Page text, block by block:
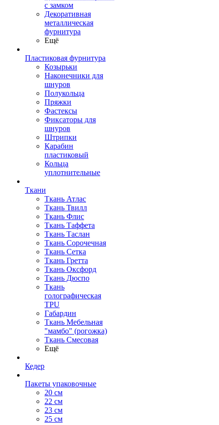
с замком
Декоративная
металлическая
фурнитура
Ещё
Пластиковая фурнитура
Козырьки
Наконечники для
шнуров
Полукольца
Пряжки
Фастексы
Фиксаторы для
шнуров
Штрипки
Карабин
пластиковый
Кольца
уплотнительные
Ткани
Ткань Атлас
Ткань Твилл
Ткань Флис
Ткань Таффета
Ткань Таслан
Ткань Сорочечная
Ткань Сетка
Ткань Гретта
Ткань Оксфорд
Ткань Дюспо
Ткань
голографическая
TPU
Габардин
Ткань Мебельная
"мамбо" (рогожка)
Ткань Смесовая
Ещё
Кедер
Пакеты упаковочные
20 см
22 см
23 см
25 см